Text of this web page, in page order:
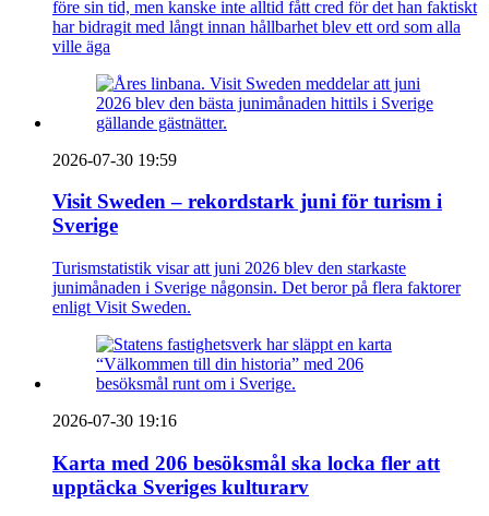
före sin tid, men kanske inte alltid fått cred för det han faktiskt
har bidragit med långt innan hållbarhet blev ett ord som alla
ville äga
2026-07-30 19:59
Visit Sweden – rekordstark juni för turism i
Sverige
Turismstatistik visar att juni 2026 blev den starkaste
junimånaden i Sverige någonsin. Det beror på flera faktorer
enligt Visit Sweden.
2026-07-30 19:16
Karta med 206 besöksmål ska locka fler att
upptäcka Sveriges kulturarv